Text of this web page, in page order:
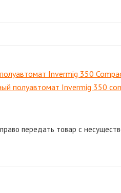
Invermig 350
полуавтомат Invermig 350
передать товар с